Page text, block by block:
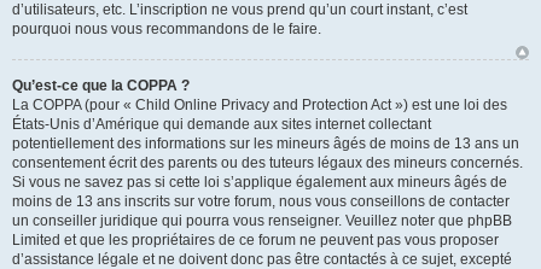
d’utilisateurs, etc. L’inscription ne vous prend qu’un court instant, c’est
pourquoi nous vous recommandons de le faire.
Qu’est-ce que la COPPA ?
La COPPA (pour « Child Online Privacy and Protection Act ») est une loi des
États-Unis d’Amérique qui demande aux sites internet collectant
potentiellement des informations sur les mineurs âgés de moins de 13 ans un
consentement écrit des parents ou des tuteurs légaux des mineurs concernés.
Si vous ne savez pas si cette loi s’applique également aux mineurs âgés de
moins de 13 ans inscrits sur votre forum, nous vous conseillons de contacter
un conseiller juridique qui pourra vous renseigner. Veuillez noter que phpBB
Limited et que les propriétaires de ce forum ne peuvent pas vous proposer
d’assistance légale et ne doivent donc pas être contactés à ce sujet, excepté